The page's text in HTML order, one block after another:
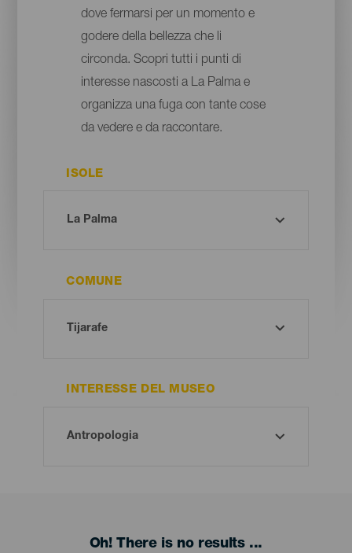
dove fermarsi per un momento e
godere della bellezza che li
circonda. Scopri tutti i punti di
interesse nascosti a La Palma e
organizza una fuga con tante cose
da vedere e da raccontare.
ISOLE
COMUNE
INTERESSE DEL MUSEO
Oh! There is no results ...